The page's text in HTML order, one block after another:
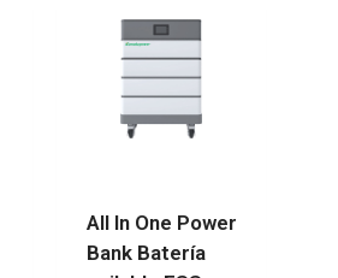
All In One Power
Bank Batería